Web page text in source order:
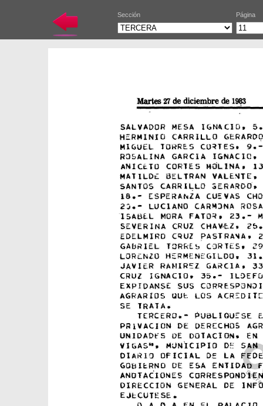
Sección Página